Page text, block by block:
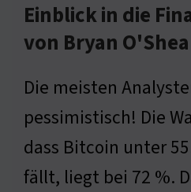
Einblick in die
von Bryan O'Shea
Die meisten
pessimistisch! Die
dass Bitcoin unter
fällt, liegt bei 72 %.